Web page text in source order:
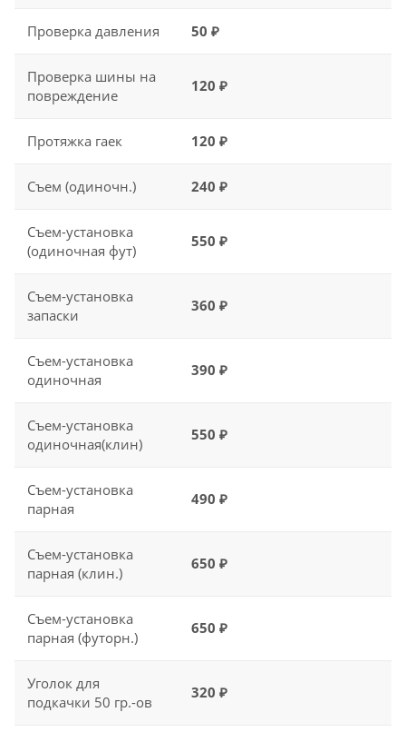
Проверка давления 50 ₽
Проверка шины на
повреждение
120 ₽
Протяжка гаек 120 ₽
Съем (одиночн.) 240 ₽
Съем-установка
(одиночная фут)
550 ₽
Съем-установка
запаски
360 ₽
Съем-установка
одиночная
390 ₽
Съем-установка
одиночная(клин)
550 ₽
Съем-установка
парная
490 ₽
Съем-установка
парная (клин.)
650 ₽
Съем-установка
парная (футорн.)
650 ₽
Уголок для
подкачки 50 гр.-ов
320 ₽